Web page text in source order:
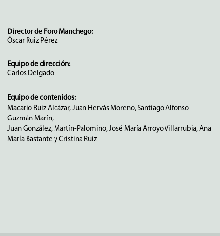
Director de Foro Manchego:
Óscar Ruiz Pérez
Equipo de dirección:
Carlos Delgado
Equipo de contenidos:
Macario Ruiz Alcázar, Juan Hervás Moreno, Santiago Alfonso
Guzmán Marín,
Juan González, Martín-Palomino, José María Arroyo Villarrubia, Ana
María Bastante y Cristina Ruiz